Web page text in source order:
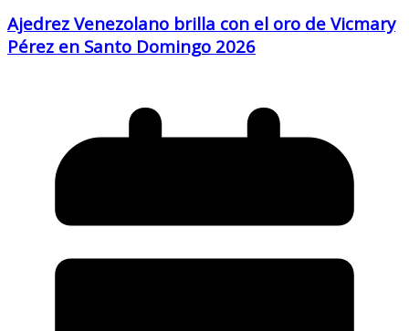
Ajedrez Venezolano brilla con el oro de Vicmary
Pérez en Santo Domingo 2026